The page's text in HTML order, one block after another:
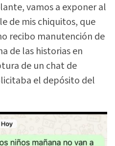
vamos a exponer al
de mis chiquitos, que
recibo manutención de
de las historias en
de un chat de
el depósito del